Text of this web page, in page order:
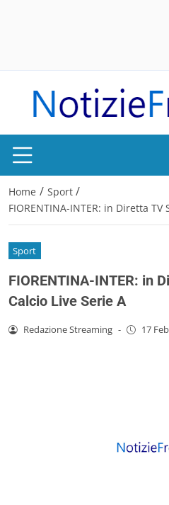
Home / Sport /
FIORENTINA-INTER: in Diretta
Sport
FIORENTINA-INTER: in
Calcio Live Serie A
Redazione Streaming - 17